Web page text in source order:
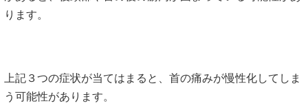
ります。
上記３つの症状が当てはまると、首の痛みが慢性化してしま
う可能性があります。